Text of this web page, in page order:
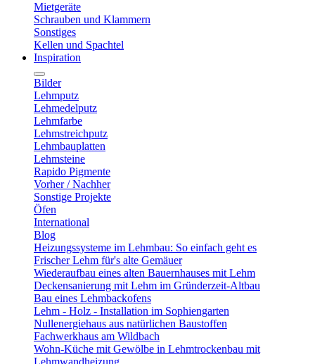
Mietgeräte
Schrauben und Klammern
Sonstiges
Kellen und Spachtel
Inspiration
Bilder
Lehmputz
Lehmedelputz
Lehmfarbe
Lehmstreichputz
Lehmbauplatten
Lehmsteine
Rapido Pigmente
Vorher / Nachher
Sonstige Projekte
Öfen
International
Blog
Heizungssysteme im Lehmbau: So einfach geht es
Frischer Lehm für's alte Gemäuer
Wiederaufbau eines alten Bauernhauses mit Lehm
Deckensanierung mit Lehm im Gründerzeit-Altbau
Bau eines Lehmbackofens
Lehm - Holz - Installation im Sophiengarten
Nullenergiehaus aus natürlichen Baustoffen
Fachwerkhaus am Wildbach
Wohn-Küche mit Gewölbe in Lehmtrockenbau mit
Lehmwandheizung